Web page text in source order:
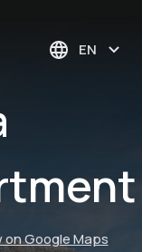
EN
on Google Maps